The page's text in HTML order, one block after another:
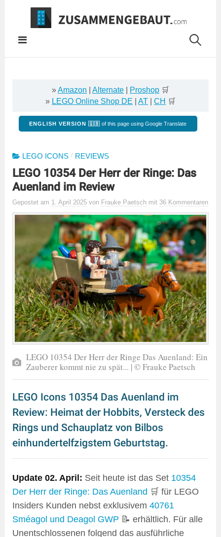
Springe
Inhalt
»Amazon Alternate Proshop 🛒
» LEGO Online Shop DE AT CH 🛒
ENGLISH VERSION 🇬🇧 of this page using Google Translate
LEGO ICONS / REVIEWS
LEGO 10354 Der Herr der Ringe: Das
Auenland im Review
Gepostet am 1. April 2025 von Frauke Paetsch mit 36 Kommentaren
LEGO 10354 Der Herr der Ringe Das Auenland: Ein
Zauberer kommt nie zu spät... | © Frauke Paetsch
LEGO Icons 10354 Das Auenland im
Review: Heimat der Hobbits, Versteck des
Rings und Schauplatz von Bilbos
einhundertelfzigstem Geburtstag.
Update 02. April: Seit heute ist das Set 10354
Der Herr der Ringe: Das Auenland 🛒 für LEGO
Insiders Kunden nebst exklusivem 40761
Sméagol und Deagol GWP 📝 erhältlich. Für alle
Unentschlossenen folgend das ausführliche